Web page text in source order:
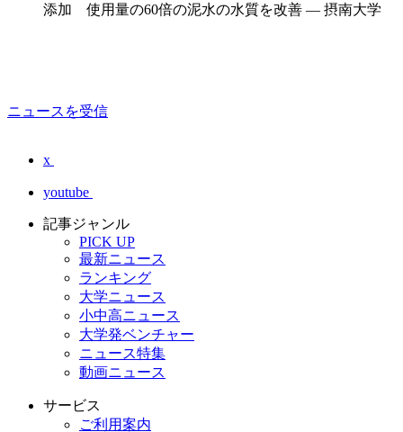
添加 使用量の60倍の泥水の水質を改善 — 摂南大学
ニュースを受信
x
youtube
記事ジャンル
PICK UP
最新ニュース
ランキング
大学ニュース
小中高ニュース
大学発ベンチャー
ニュース特集
動画ニュース
サービス
ご利用案内